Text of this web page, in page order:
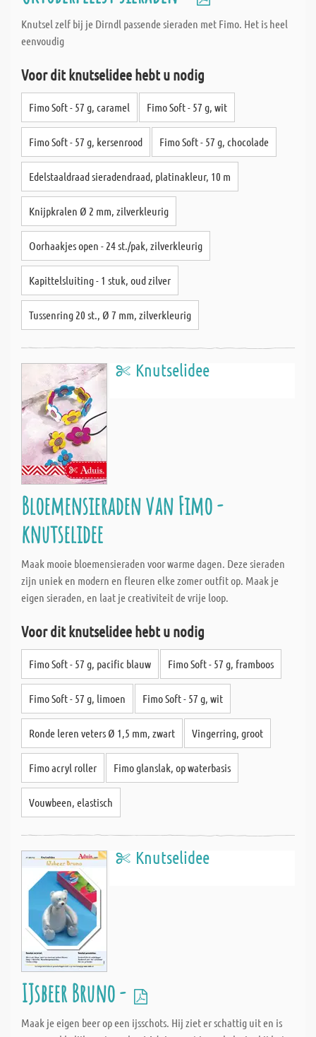
Knutsel zelf bij je Dirndl passende sieraden met Fimo. Het is heel
eenvoudig
Voor dit knutselidee hebt u nodig
Fimo Soft - 57 g, caramel Fimo Soft - 57 g, wit
Fimo Soft - 57 g, kersenrood Fimo Soft - 57 g, chocolade
Edelstaaldraad sieradendraad, platinakleur, 10 m
Knijpkralen Ø 2 mm, zilverkleurig
Oorhaakjes open - 24 st./pak, zilverkleurig
Kapittelsluiting - 1 stuk, oud zilver
Tussenring 20 st., Ø 7 mm, zilverkleurig
Knutselidee
Bloemensieraden van Fimo -
knutselidee
Maak mooie bloemensieraden voor warme dagen. Deze sieraden
zijn uniek en modern en fleuren elke zomer outfit op. Maak je
eigen sieraden, en laat je creativiteit de vrije loop.
Voor dit knutselidee hebt u nodig
Fimo Soft - 57 g, pacific blauw Fimo Soft - 57 g, framboos
Fimo Soft - 57 g, limoen Fimo Soft - 57 g, wit
Ronde leren veters Ø 1,5 mm, zwart Vingerring, groot
Fimo acryl roller Fimo glanslak, op waterbasis
Vouwbeen, elastisch
Knutselidee
IJsbeer Bruno -
Maak je eigen beer op een ijsschots. Hij ziet er schattig uit en is